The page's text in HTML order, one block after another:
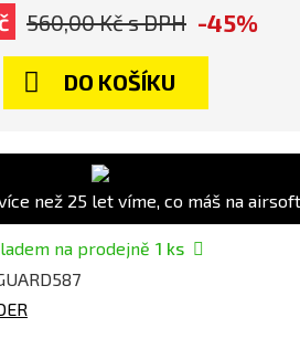
560,00 Kčs DPH -45%
DO KOŠÍKU
než 25 let víme, co máš na
na prodejně 1 ks